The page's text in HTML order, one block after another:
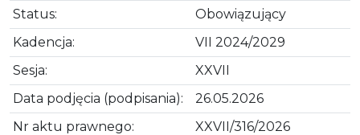
Status:
Obowiązujący
Kadencja:
VII 2024/2029
Sesja:
XXVII
Data podjęcia (podpisania):
26.05.2026
Nr aktu prawnego:
XXVII/316/2026